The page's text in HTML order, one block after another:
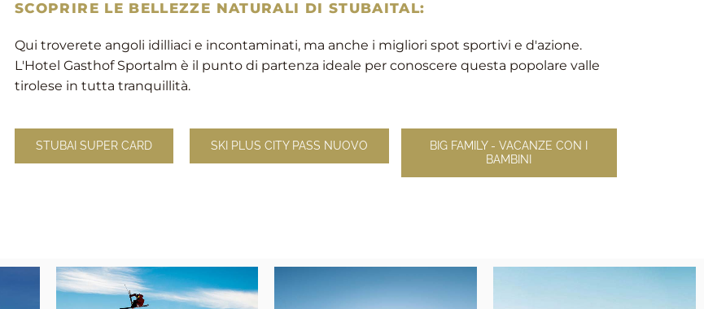
SCOPRIRE LE BELLEZZE NATURALI DI STUBAITAL:
Qui troverete angoli idilliaci e incontaminati, ma anche i migliori spot sportivi e d'azione.
L'Hotel Gasthof Sportalm è il punto di partenza ideale per conoscere questa popolare valle
tirolese in tutta tranquillità.
STUBAI SUPER CARD SKI PLUS CITY PASS NUOVO
BIG FAMILY - VACANZE CON I
BAMBINI